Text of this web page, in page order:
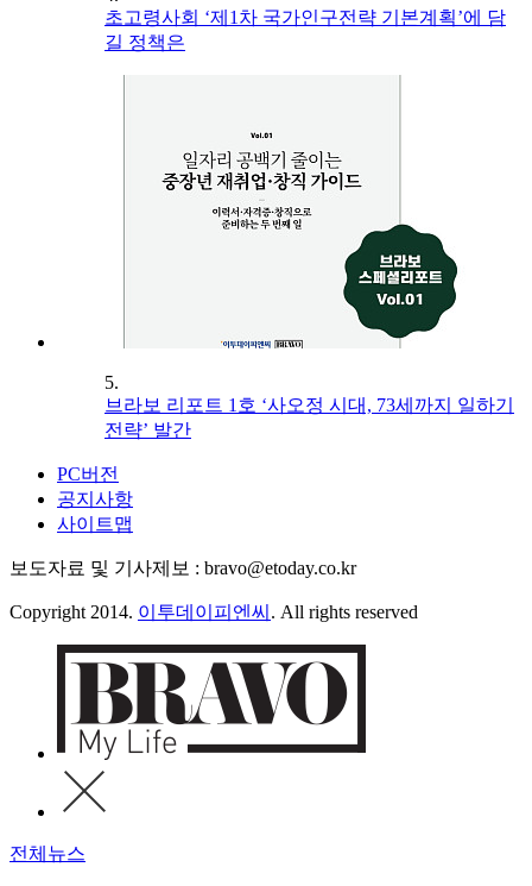
초고령사회 ‘제1차 국가인구전략 기본계획’에 담
길 정책은
5.
브라보 리포트 1호 ‘사오정 시대, 73세까지 일하기
전략’ 발간
PC버전
공지사항
사이트맵
보도자료 및 기사제보 : bravo@etoday.co.kr
Copyright 2014. 이투데이피엔씨 . All rights reserved
전체뉴스